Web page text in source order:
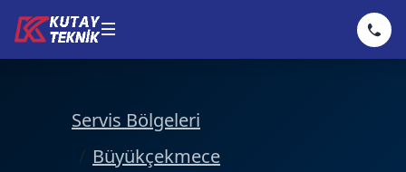
Klima Servisi
Servis Bölgeleri
Büyükçekmece